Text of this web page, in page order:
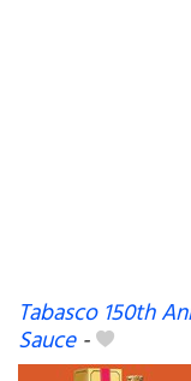
Tabasco 150th
Sauce-